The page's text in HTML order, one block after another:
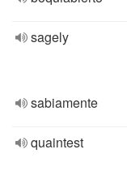
sagely
sabiamente
quaintest